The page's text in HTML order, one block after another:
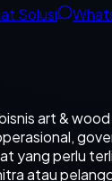
Solusi
art &
yang perlu
atau